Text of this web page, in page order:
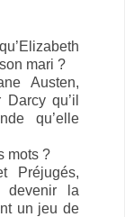
mari ?
Austen,
qu’il
qu’elle
mots ?
Préjugés,
devenir la
un jeu de